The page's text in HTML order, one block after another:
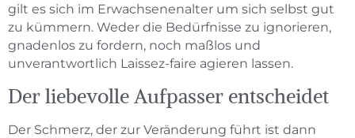
gilt es sich im Erwachsenenalter um sich selbst gut
zu kümmern. Weder die Bedürfnisse zu ignorieren,
gnadenlos zu fordern, noch maßlos und
unverantwortlich Laissez-faire agieren lassen.
Der liebevolle Aufpasser entscheidet
Der Schmerz, der zur Veränderung führt ist dann